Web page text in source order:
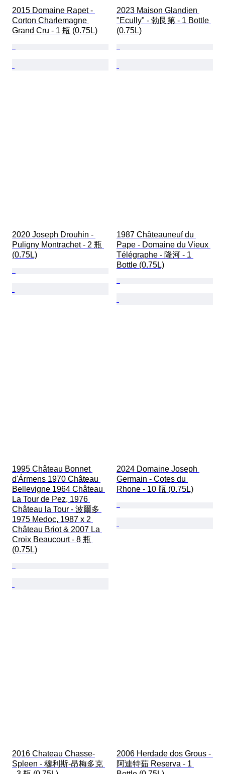
2015 Domaine Rapet -
Corton Charlemagne
Grand Cru - 1 瓶 (0.75L)
2023 Maison Glandien
"Ecully" - 勃艮第 - 1 Bottle
(0.75L)
2020 Joseph Drouhin -
Puligny Montrachet - 2 瓶
(0.75L)
1987 Châteauneuf du
Pape - Domaine du Vieux
Télégraphe - 隆河 - 1
Bottle (0.75L)
1995 Château Bonnet
d'Ármens 1970 Château
Bellevigne 1964 Château
La Tour de Pez, 1976
Château la Tour - 波爾多
1975 Medoc, 1987 x 2
Château Briot & 2007 La
Croix Beaucourt - 8 瓶
(0.75L)
2024 Domaine Joseph
Germain - Cotes du
Rhone - 10 瓶 (0.75L)
2016 Chateau Chasse-
Spleen - 穆利斯-昂梅多克
2006 Herdade dos Grous -
阿連特茹 Reserva - 1